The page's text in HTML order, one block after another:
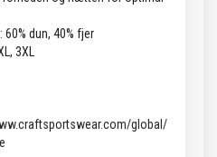
dun, 40% fjer
3XL
global/